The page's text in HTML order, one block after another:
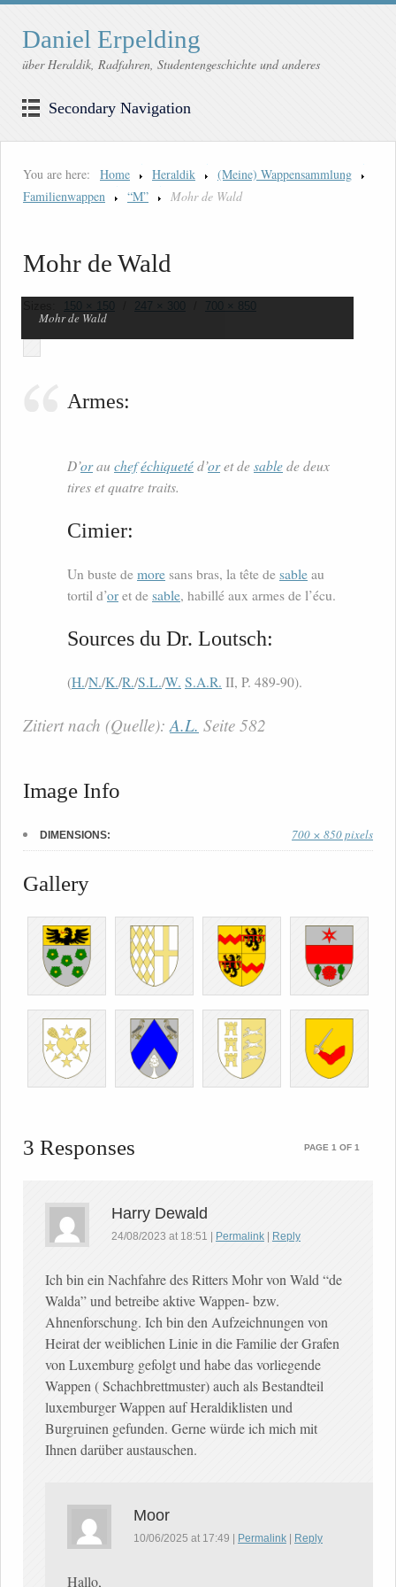
Daniel Erpelding
über Heraldik, Radfahren, Studentengeschichte und anderes
Secondary Navigation
You are here: Home Heraldik
(Meine) Wappensammlung
Familienwappen
“M” Mohr de Wald
Mohr de Wald
150 × 150 247 × 300 700 × 850
Mohr de Wald
Armes:
D’orau cheféchiquetéd’oret desablede deux
tires et quatre traits.
Cimier:
Un buste de more sans bras, la tête de sable au
tortil d’or et de sable, habillé aux armes de l’écu.
Sources du Dr. Loutsch:
(H./N./K./R./S.L./W. S.A.R. II, P. 489-90).
Zitiert nach (Quelle):A.L. Seite 582
Image Info
DIMENSIONS: 700 × 850 pixels
Gallery
3 Responses PAGE 1 OF 1
Harry Dewald
24/08/2023 at 18:51 | Permalink | Reply
Ich bin ein Nachfahre des Ritters Mohr von Wald “de
Walda” und betreibe aktive Wappen- bzw.
Ahnenforschung. Ich bin den Aufzeichnungen von
Heirat der weiblichen Linie in die Familie der Grafen
von Luxemburg gefolgt und habe das vorliegende
Wappen ( Schachbrettmuster) auch als Bestandteil
luxemburger Wappen auf Heraldiklisten und
Burgruinen gefunden. Gerne würde ich mich mit
Ihnen darüber austauschen.
Moor
10/06/2025 at 17:49 | Permalink | Reply
Hallo,